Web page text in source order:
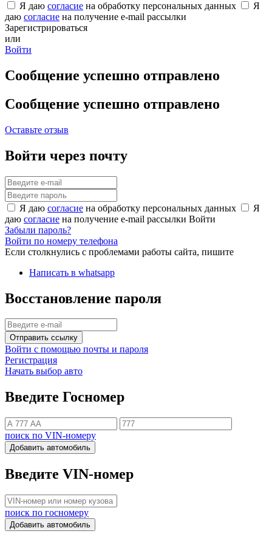
Я даю согласие на обработку персональных данных
Я
даю согласие на получение e-mail рассылки
Зарегистрироваться
или
Войти
Сообщение успешно отправлено
Сообщение успешно отправлено
Оставьте отзыв
Войти через почту
Я даю согласие на обработку персональных данных
Я
даю согласие на получение e-mail рассылки Войти
Забыли пароль?
Войти по номеру телефона
Если столкнулись с проблемами работы сайта, пишите
Написать в whatsapp
Восстановление пароля
Отправить ссылку
Войти с помощью почты и пароля
Регистрация
Начать выбор авто
Введите Госномер
поиск по VIN-номеру
Добавить автомобиль
Введите VIN-номер
поиск по госномеру
Добавить автомобиль